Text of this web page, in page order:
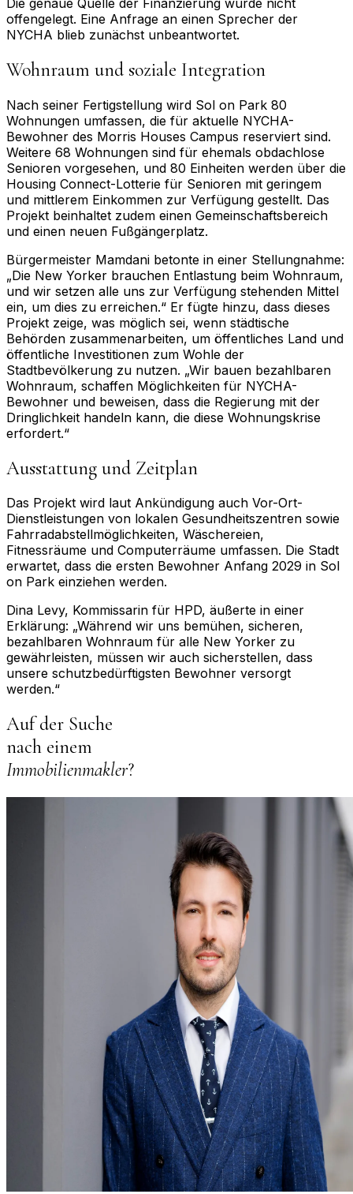
offengelegt. Eine Anfrage an einen Sprecher der
NYCHA blieb zunächst unbeantwortet.
Wohnraum und soziale Integration
Nach seiner Fertigstellung wird Sol on Park 80
Wohnungen umfassen, die für aktuelle NYCHA-
Bewohner des Morris Houses Campus reserviert sind.
Weitere 68 Wohnungen sind für ehemals obdachlose
Senioren vorgesehen, und 80 Einheiten werden über die
Housing Connect-Lotterie für Senioren mit geringem
und mittlerem Einkommen zur Verfügung gestellt. Das
Projekt beinhaltet zudem einen Gemeinschaftsbereich
und einen neuen Fußgängerplatz.
Bürgermeister Mamdani betonte in einer Stellungnahme:
„Die New Yorker brauchen Entlastung beim Wohnraum,
und wir setzen alle uns zur Verfügung stehenden Mittel
ein, um dies zu erreichen.“ Er fügte hinzu, dass dieses
Projekt zeige, was möglich sei, wenn städtische
Behörden zusammenarbeiten, um öffentliches Land und
öffentliche Investitionen zum Wohle der
Stadtbevölkerung zu nutzen. „Wir bauen bezahlbaren
Wohnraum, schaffen Möglichkeiten für NYCHA-
Bewohner und beweisen, dass die Regierung mit der
Dringlichkeit handeln kann, die diese Wohnungskrise
erfordert.“
Ausstattung und Zeitplan
Das Projekt wird laut Ankündigung auch Vor-Ort-
Dienstleistungen von lokalen Gesundheitszentren sowie
Fahrradabstellmöglichkeiten, Wäschereien,
Fitnessräume und Computerräume umfassen. Die Stadt
erwartet, dass die ersten Bewohner Anfang 2029 in Sol
on Park einziehen werden.
Dina Levy, Kommissarin für HPD, äußerte in einer
Erklärung: „Während wir uns bemühen, sicheren,
bezahlbaren Wohnraum für alle New Yorker zu
gewährleisten, müssen wir auch sicherstellen, dass
unsere schutzbedürftigsten Bewohner versorgt
werden.“
Auf der Suche
nach einem
Immobilienmakler?